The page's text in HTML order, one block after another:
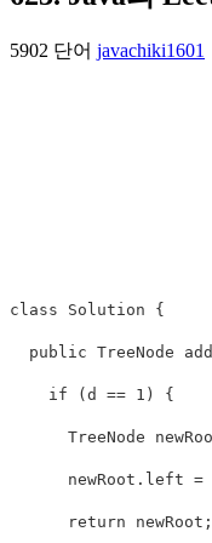
5902 단어 javachiki1601
class Solution {
public TreeNode
if ( d == 1 ) {
TreeNode
newRoot . left =
return newRoot ;